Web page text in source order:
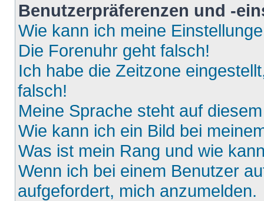
Benutzerpräferenzen und -
Wie kann ich meine
Die Forenuhr geht falsch!
Ich habe die Zeitzone
falsch!
Meine Sprache steht auf
Wie kann ich ein Bild bei
Was ist mein Rang und wie
Wenn ich bei einem Benutzer
aufgefordert, mich anzumelden.